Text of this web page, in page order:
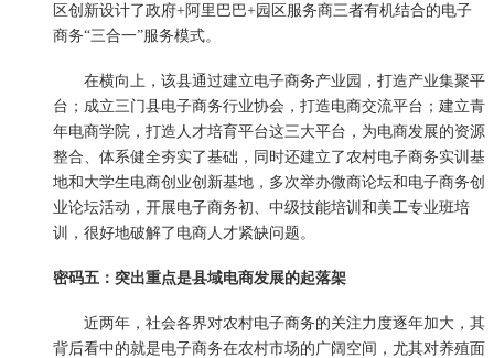
区创新设计了政府+阿里巴巴+园区服务商三者有机结合的电子
商务“三合一”服务模式。
在横向上，该县通过建立电子商务产业园，打造产业集聚平
台；成立三门县电子商务行业协会，打造电商交流平台；建立青
年电商学院，打造人才培育平台这三大平台，为电商发展的资源
整合、体系健全夯实了基础，同时还建立了农村电子商务实训基
地和大学生电商创业创新基地，多次举办微商论坛和电子商务创
业论坛活动，开展电子商务初、中级技能培训和美工专业班培
训，很好地破解了电商人才紧缺问题。
密码五：突出重点是县域电商发展的起落架
近两年，社会各界对农村电子商务的关注力度逐年加大，其
背后看中的就是电子商务在农村市场的广阔空间，尤其对养殖面